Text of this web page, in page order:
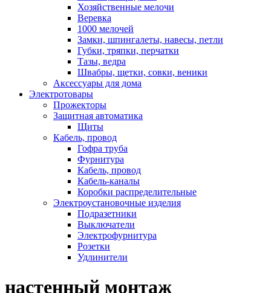
Хозяйственные мелочи
Веревка
1000 мелочей
Замки, шпингалеты, навесы, петли
Губки, тряпки, перчатки
Тазы, ведра
Швабры, щетки, совки, веники
Аксессуары для дома
Электротовары
Прожекторы
Защитная автоматика
Щиты
Кабель, провод
Гофра труба
Фурнитура
Кабель, провод
Кабель-каналы
Коробки распределительные
Электроустановочные изделия
Подразетники
Выключатели
Электрофурнитура
Розетки
Удлинители
настенный монтаж